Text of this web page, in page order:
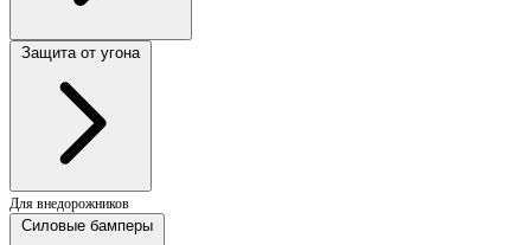
Защита от угона
Для внедорожников
Силовые бамперы